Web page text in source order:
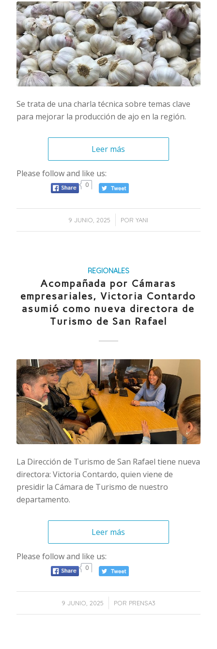
Se trata de una charla técnica sobre temas clave
para mejorar la producción de ajo en la región.
Leer más
Please follow and like us:
0
9 JUNIO, 2025
/ PORYANI
REGIONALES
Acompañada por Cámaras
empresariales, Victoria Contardo
asumió como nueva directora de
Turismo de San Rafael
La Dirección de Turismo de San Rafael tiene nueva
directora: Victoria Contardo, quien viene de
presidir la Cámara de Turismo de nuestro
departamento.
Leer más
Please follow and like us:
0
9 JUNIO, 2025
/ POR PRENSA3